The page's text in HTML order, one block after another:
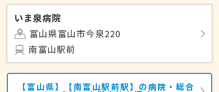
いま泉病院
富山県富山市今泉220
南富山駅前
【富山県】【南富山駅前駅】の病院・総合